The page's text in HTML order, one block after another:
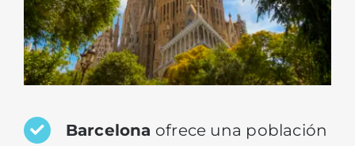
Barcelona ofrece una población